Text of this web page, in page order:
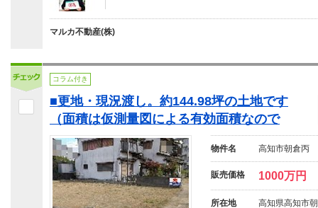
マルカ不動産(株)
コラム付き
■更地・現況渡し。約144.98坪の土地です
（面積は仮測量図による有効面積なので
物件名 高知市朝倉丙
販売価格 1000万円
所在地
高知県高知市